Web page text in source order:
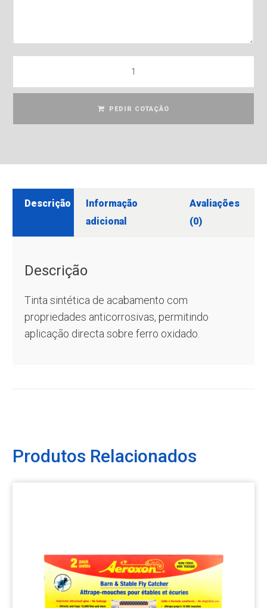
PEDIR COTAÇÃO
Descrição
Informação
adicional
Avaliações
(0)
Descrição
Tinta sintética de acabamento com
propriedades anticorrosivas, permitindo
aplicação directa sobre ferro oxidado.
Produtos Relacionados